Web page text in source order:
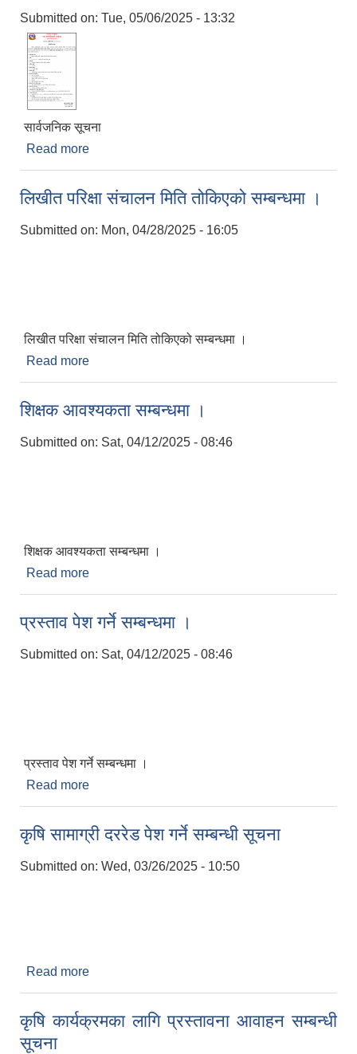
Submitted on: Tue, 05/06/2025 - 13:32
सार्वजनिक सूचना
Read more
लिखीत परिक्षा संचालन मिति तोकिएको सम्बन्धमा ।
Submitted on: Mon, 04/28/2025 - 16:05
लिखीत परिक्षा संचालन मिति तोकिएको सम्बन्धमा ।
Read more
शिक्षक आवश्यकता सम्बन्धमा ।
Submitted on: Sat, 04/12/2025 - 08:46
शिक्षक आवश्यकता सम्बन्धमा ।
Read more
प्रस्ताव पेश गर्ने सम्बन्धमा ।
Submitted on: Sat, 04/12/2025 - 08:46
प्रस्ताव पेश गर्ने सम्बन्धमा ।
Read more
कृषि सामाग्री दररेड पेश गर्ने सम्बन्धी सूचना
Submitted on: Wed, 03/26/2025 - 10:50
Read more
कृषि कार्यक्रमका लागि प्रस्तावना आवाहन सम्बन्धी
सूचना